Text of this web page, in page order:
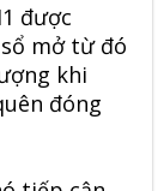
được
mở từ đó
khi
đóng